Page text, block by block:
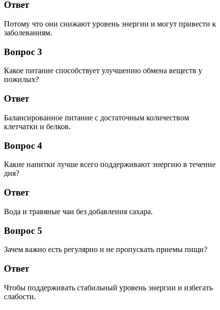
Ответ
Потому что они снижают уровень энергии и могут привести к
заболеваниям.
Вопрос 3
Какое питание способствует улучшению обмена веществ у
пожилых?
Ответ
Балансированное питание с достаточным количеством
клетчатки и белков.
Вопрос 4
Какие напитки лучше всего поддерживают энергию в течение
дня?
Ответ
Вода и травяные чаи без добавления сахара.
Вопрос 5
Зачем важно есть регулярно и не пропускать приемы пищи?
Ответ
Чтобы поддерживать стабильный уровень энергии и избегать
слабости.